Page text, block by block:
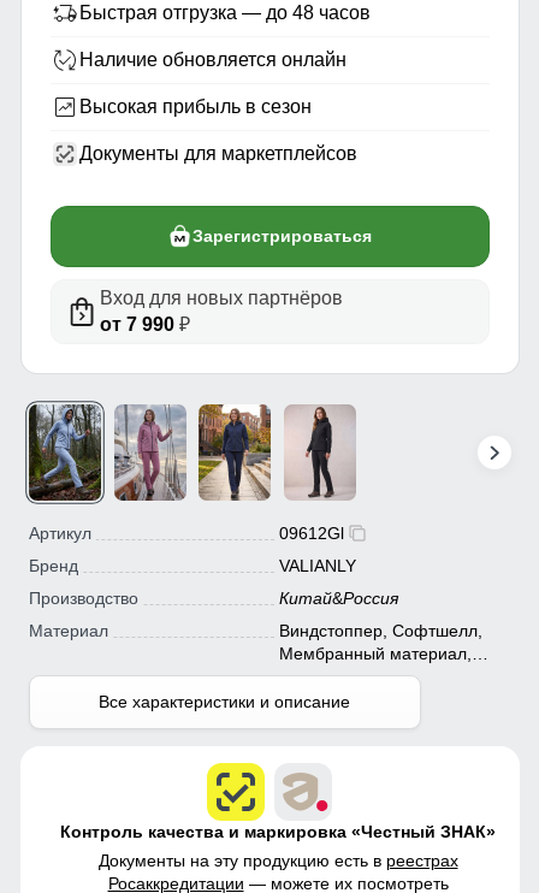
Быстрая отгрузка — до 48 часов
Наличие обновляется онлайн
Высокая прибыль в сезон
Документы для маркетплейсов
Зарегистрироваться
Вход для новых партнёров
от 7 990₽
Артикул
09612Gl
Бренд
VALIANLY
Производство
Китай&Россия
Материал
Виндстоппер, Софтшелл,
Мембранный материал,
Полиэстер
Все характеристики и описание
Контроль качества и маркировка «Честный ЗНАК»
Документы на эту продукцию есть в реестрах
Росаккредитации — можете их посмотреть